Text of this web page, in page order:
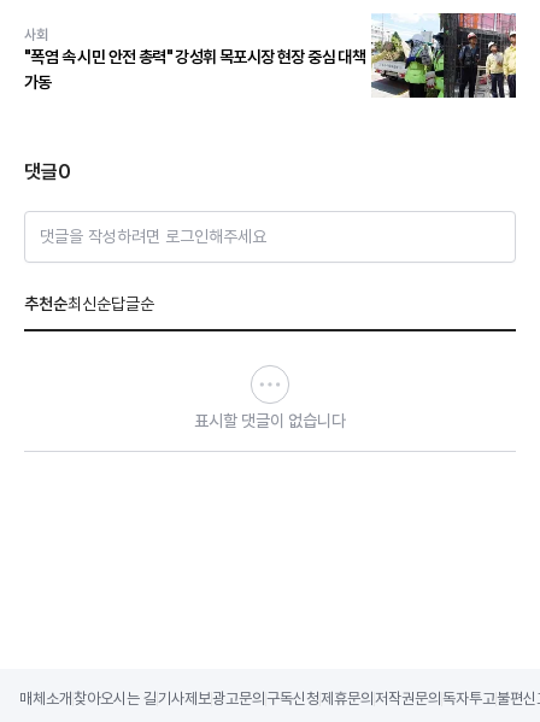
사회
"폭염 속 시민 안전 총력" 강성휘 목포시장 현장 중심 대책
가동
댓글0
댓글을 작성하려면 로그인해주세요
추천순최신순답글순
표시할 댓글이 없습니다
매체소개 찾아오시는 길기사제보광고문의 구독신청제휴문의 저작권문의 독자투고불편신